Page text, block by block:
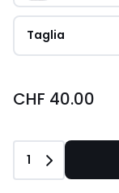
Taglia
40.00.
CHF 40.00
Quantità
1